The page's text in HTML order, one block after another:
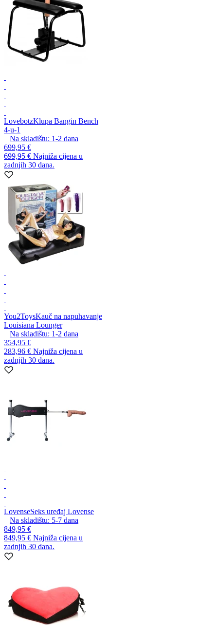
LovebotzKlupa Bangin Bench
4-u-1
Na skladištu: 1-2 dana
699,95 €
699,95 € Najniža cijena u
zadnjih 30 dana.
You2ToysKauč na napuhavanje
Louisiana Lounger
Na skladištu: 1-2 dana
354,95 €
283,96 € Najniža cijena u
zadnjih 30 dana.
LovenseSeks uređaj Lovense
Na skladištu: 5-7 dana
849,95 €
849,95 € Najniža cijena u
zadnjih 30 dana.